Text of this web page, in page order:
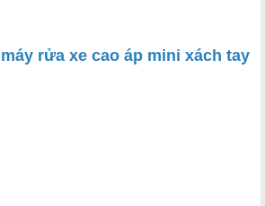
rửa xe cao áp mini xách tay